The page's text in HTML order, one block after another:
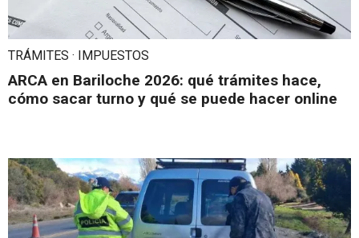
TRÁMITES · IMPUESTOS
ARCA en Bariloche 2026: qué trámites hace,
cómo sacar turno y qué se puede hacer online